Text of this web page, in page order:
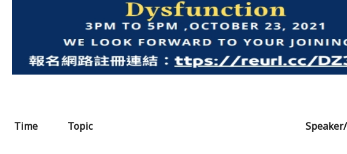
Time Topic